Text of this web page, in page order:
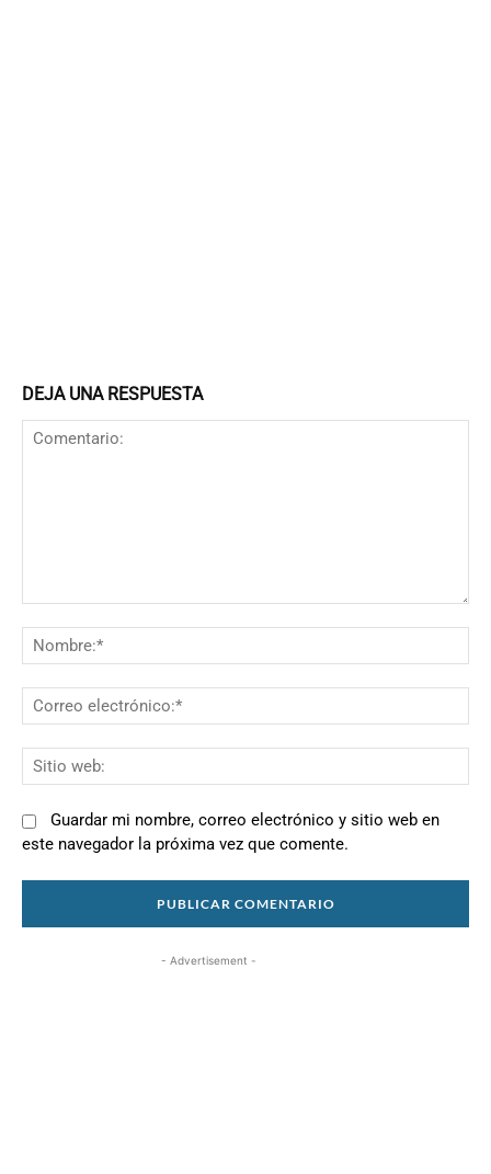
DEJA UNA RESPUESTA
Guardar mi nombre, correo electrónico y sitio web en
este navegador la próxima vez que comente.
- Advertisement -